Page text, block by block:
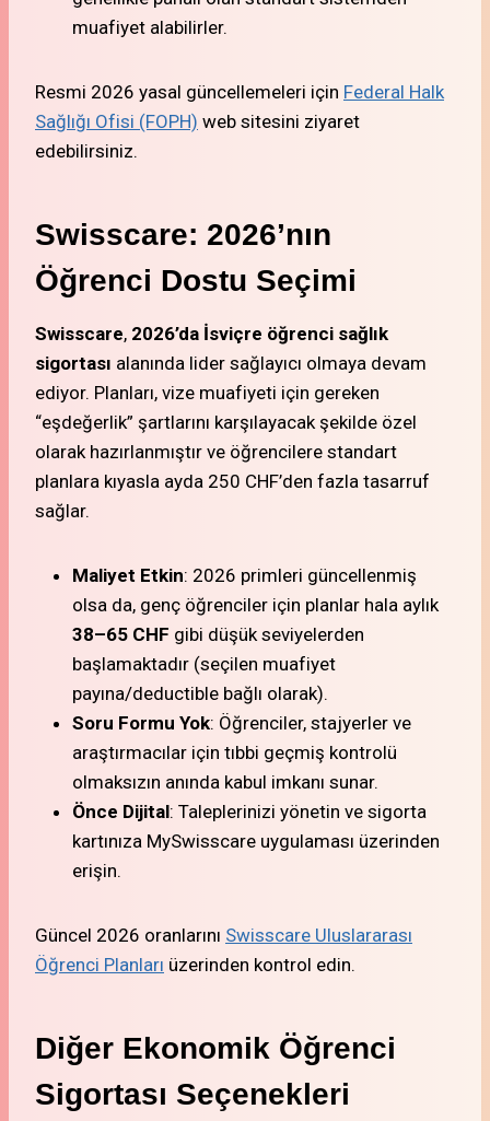
muafiyet alabilirler.
Resmi 2026 yasal güncellemeleri için Federal Halk
Sağlığı Ofisi (FOPH) web sitesini ziyaret
edebilirsiniz.
Swisscare: 2026’nın
Öğrenci Dostu Seçimi
Swisscare, 2026’da İsviçre öğrenci sağlık
sigortası alanında lider sağlayıcı olmaya devam
ediyor. Planları, vize muafiyeti için gereken
“eşdeğerlik” şartlarını karşılayacak şekilde özel
olarak hazırlanmıştır ve öğrencilere standart
planlara kıyasla ayda 250 CHF’den fazla tasarruf
sağlar.
Maliyet Etkin: 2026 primleri güncellenmiş
olsa da, genç öğrenciler için planlar hala aylık
38–65 CHF gibi düşük seviyelerden
başlamaktadır (seçilen muafiyet
payına/deductible bağlı olarak).
Soru Formu Yok: Öğrenciler, stajyerler ve
araştırmacılar için tıbbi geçmiş kontrolü
olmaksızın anında kabul imkanı sunar.
Önce Dijital: Taleplerinizi yönetin ve sigorta
kartınıza MySwisscare uygulaması üzerinden
erişin.
Güncel 2026 oranlarını Swisscare Uluslararası
Öğrenci Planları üzerinden kontrol edin.
Diğer Ekonomik Öğrenci
Sigortası Seçenekleri